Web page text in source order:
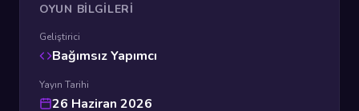
OYUN BILGILERI
Geliştirici
Bağımsız Yapımcı
Yayın Tarihi
26 Haziran 2026